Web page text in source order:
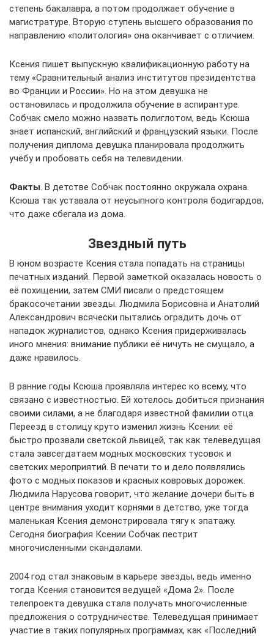
степень бакалавра, а потом продолжает обучение в
магистратуре. Вторую ступень высшего образования по
направлению «политология» она оканчивает с отличием.
Ксения пишет выпускную квалификационную работу на
тему «Сравнительный анализ институтов президентства
во Франции и России». Но на этом девушка не
остановилась и продолжила обучение в аспирантуре.
Собчак смело можно назвать полиглотом, ведь Ксюша
знает испанский, английский и французский языки. После
получения диплома девушка планировала продолжить
учёбу и пробовать себя на телевидении.
Факты. В детстве Собчак постоянно окружала охрана.
Ксюша так уставала от неусыпного контроля бодигардов,
что даже сбегала из дома.
Звездный путь
В юном возрасте Ксения стала попадать на страницы
печатных изданий. Первой заметкой оказалась новость о
её похищении, затем СМИ писали о предстоящем
бракосочетании звезды. Людмила Борисовна и Анатолий
Александрович всячески пытались оградить дочь от
нападок журналистов, однако Ксения придерживалась
иного мнения: внимание публики её ничуть не смущало, а
даже нравилось.
В ранние годы Ксюша проявляла интерес ко всему, что
связано с известностью. Ей хотелось добиться признания
своими силами, а не благодаря известной фамилии отца.
Переезд в столицу круто изменил жизнь Ксении: её
быстро прозвали светской львицей, так как телеведущая
стала завсегдатаем модных московских тусовок и
светских мероприятий. В печати то и дело появлялись
фото с модных показов и красных ковровых дорожек.
Людмила Нарусова говорит, что желание дочери быть в
центре внимания уходит корнями в детство, уже тогда
маленькая Ксения демонстрировала тягу к эпатажу.
Сегодня биография Ксении Собчак пестрит
многочисленными скандалами.
2004 год стал знаковым в карьере звезды, ведь именно
тогда Ксения становится ведущей «Дома 2». После
телепроекта девушка стала получать многочисленные
предложения о сотрудничестве. Телеведущая принимает
участие в таких популярных программах, как «Последний